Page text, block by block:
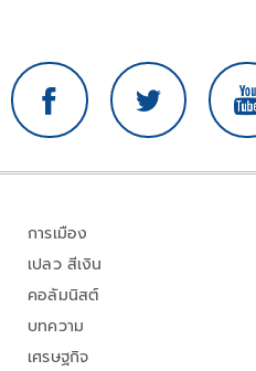
การเมือง
เปลว สีเงิน
คอลัมนิสต์
บทความ
เศรษฐกิจ